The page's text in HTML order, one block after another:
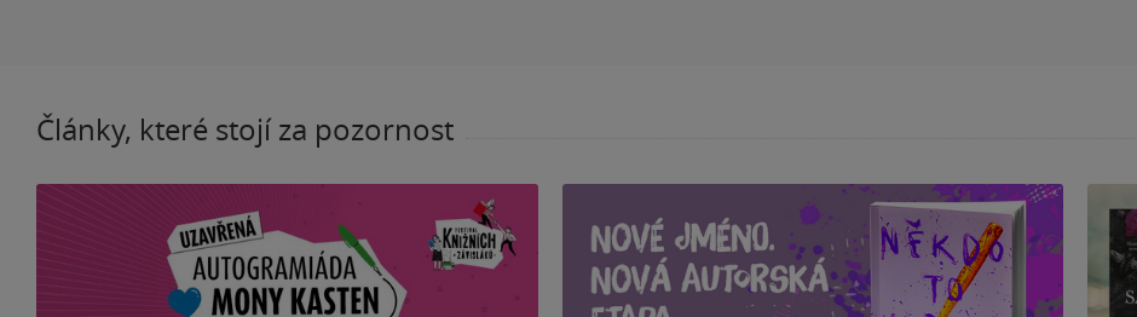
Články, které stojí za pozornost